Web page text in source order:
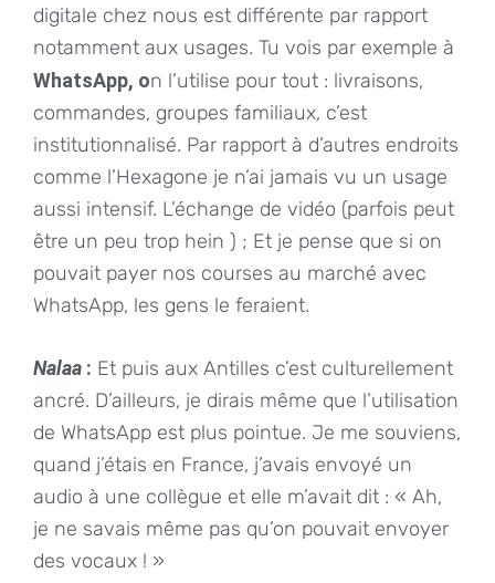
digitale chez nous est différente par rapport
notamment aux usages. Tu vois par exemple à
WhatsApp, on l’utilise pour tout : livraisons,
commandes, groupes familiaux, c’est
institutionnalisé. Par rapport à d’autres endroits
comme l’Hexagone je n’ai jamais vu un usage
aussi intensif. L’échange de vidéo (parfois peut
être un peu trop hein ) ; Et je pense que si on
pouvait payer nos courses au marché avec
WhatsApp, les gens le feraient.
Nalaa : Et puis aux Antilles c’est culturellement
ancré. D’ailleurs, je dirais même que l’utilisation
de WhatsApp est plus pointue. Je me souviens,
quand j’étais en France, j’avais envoyé un
audio à une collègue et elle m’avait dit : « Ah,
je ne savais même pas qu’on pouvait envoyer
des vocaux ! »